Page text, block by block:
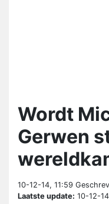
Wordt
Gerwen
10-12-14, 11:59
Laatste update: 10-12-